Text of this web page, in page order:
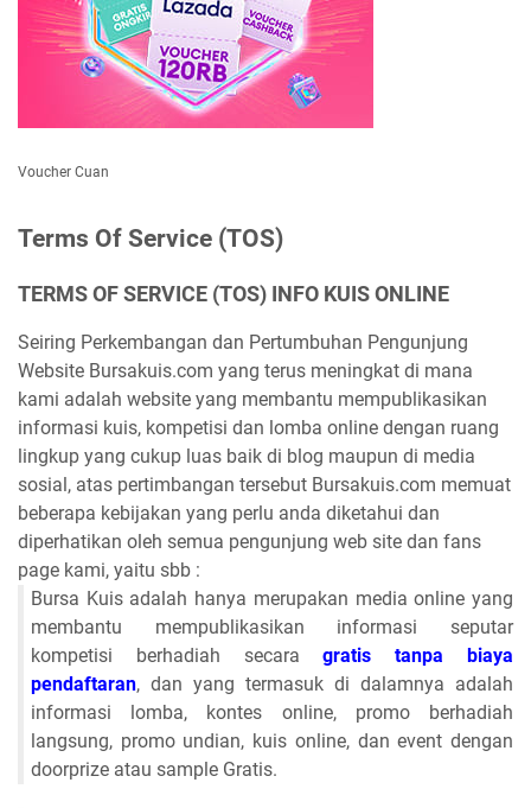
Voucher Cuan
Terms Of Service (TOS)
TERMS OF SERVICE (TOS) INFO KUIS ONLINE
Seiring Perkembangan dan Pertumbuhan Pengunjung
Website Bursakuis.com yang terus meningkat di mana
kami adalah website yang membantu mempublikasikan
informasi kuis, kompetisi dan lomba online dengan ruang
lingkup yang cukup luas baik di blog maupun di media
sosial, atas pertimbangan tersebut Bursakuis.com memuat
beberapa kebijakan yang perlu anda diketahui dan
diperhatikan oleh semua pengunjung web site dan fans
page kami, yaitu sbb :
Bursa Kuis adalah hanya merupakan media online yang
membantu mempublikasikan informasi seputar
kompetisi berhadiah secaragratis tanpa biaya
pendaftaran, dan yang termasuk di dalamnya adalah
informasi lomba, kontes online, promo berhadiah
langsung, promo undian, kuis online, dan event dengan
doorprize atau sample Gratis.